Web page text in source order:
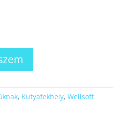
, Kutyafekhely, Wellsoft